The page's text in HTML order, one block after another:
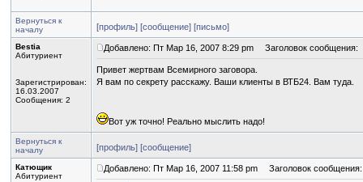
Вернуться к
началу
[профиль] [сообщение] [письмо]
Bestia
Абитуриент
Зарегистрирован:
16.03.2007
Сообщения: 2
Добавлено: Пт Мар 16, 2007 8:29 pm Заголовок сообщения:
Привет жертвам Всемирного заговора.
Я вам по секрету расскажу. Ваши клиенты в ВТБ24. Вам туда.
Вот уж точно! Реально мыслить надо!
Вернуться к
началу
[профиль] [сообщение]
Катющик
Абитуриент
Добавлено: Пт Мар 16, 2007 11:58 pm Заголовок сообщения: